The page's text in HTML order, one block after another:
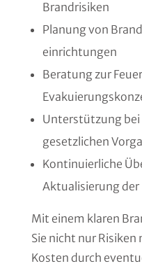
Brandrisiken
Planung von
einrichtungen
Beratung zur
Unterstützung
gesetzlichen
Kontinuierliche
Aktualisierung
Mit einem klaren
Sie nicht nur
Kosten durch